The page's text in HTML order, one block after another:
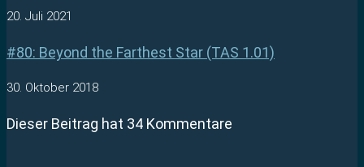
20. Juli 2021
#80: Beyond the Farthest Star (TAS 1.01)
30. Oktober 2018
Dieser Beitrag hat 34 Kommentare